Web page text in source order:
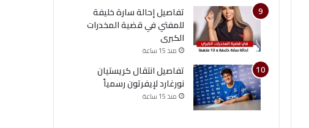
تفاصيل إحالة سارة خليفة
للمفتي في قضية المخدرات
الكبرى
منذ 15 ساعة
تفاصيل انتقال كريستيان
نورغارد لإيفرتون رسمياً
منذ 15 ساعة